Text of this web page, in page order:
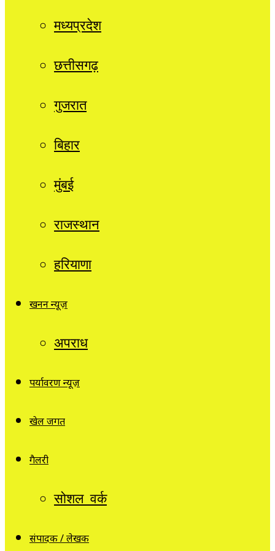
मध्यप्रदेश
छत्तीसगढ़
गुजरात
बिहार
मुंबई
राजस्थान
हरियाणा
खनन न्यूज़
अपराध
पर्यावरण न्यूज़
खेल जगत
गैलरी
सोशल वर्क
संपादक / लेखक